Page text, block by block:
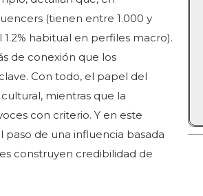
(tienen entre 1.000 y
habitual en perfiles macro).
de conexión que los
Con todo, el papel del
mientras que la
con criterio. Y en este
paso de una influencia basada
construyen credibilidad de